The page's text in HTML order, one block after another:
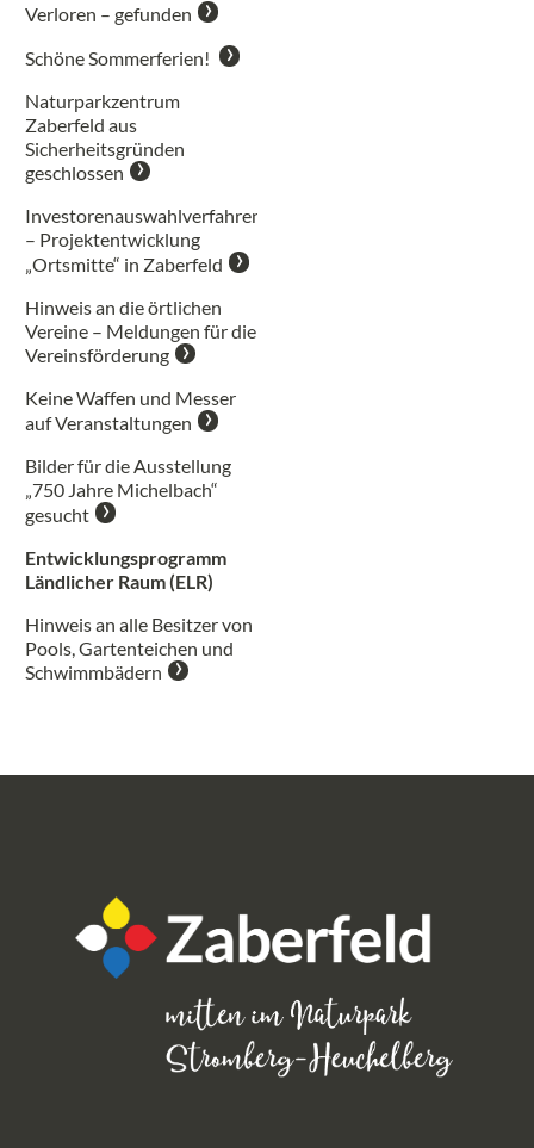
Verloren – gefunden
Schöne Sommerferien!
Naturparkzentrum
Zaberfeld aus
Sicherheitsgründen
geschlossen
Investorenauswahlverfahren
– Projektentwicklung
„Ortsmitte“ in Zaberfeld
Hinweis an die örtlichen
Vereine – Meldungen für die
Vereinsförderung
Keine Waffen und Messer
auf Veranstaltungen
Bilder für die Ausstellung
„750 Jahre Michelbach“
gesucht
Entwicklungsprogramm
Ländlicher Raum (ELR)
Hinweis an alle Besitzer von
Pools, Gartenteichen und
Schwimmbädern